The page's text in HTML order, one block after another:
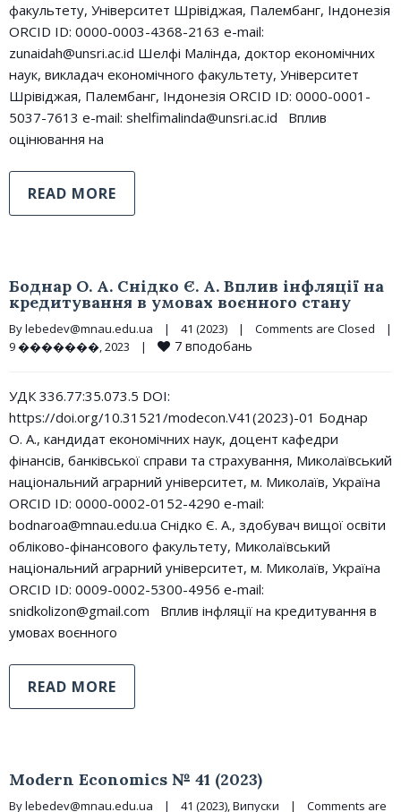
факультету, Університет Шрівіджая, Палембанг, Індонезія
ORCID ID: 0000-0003-4368-2163 e-mail:
zunaidah@unsri.ac.id Шелфі Малінда, доктор економічних
наук, викладач економічного факультету, Університет
Шрівіджая, Палембанг, Індонезія ORCID ID: 0000-0001-
5037-7613 e-mail: shelfimalinda@unsri.ac.id Вплив
оцінювання на
READ MORE
Боднар О. А. Снідко Є. А. Вплив інфляції на
кредитування в умовах воєнного стану
By lebedev@mnau.edu.ua | 41 (2023) | Comments are Closed
|
9 �������, 2023
| 7 вподобань
УДК 336.77:35.073.5 DOI:
https://doi.org/10.31521/modecon.V41(2023)-01 Боднар
О. А., кандидат економічних наук, доцент кафедри
фінансів, банківської справи та страхування, Миколаївський
національний аграрний університет, м. Миколаїв, Україна
ORCID ID: 0000-0002-0152-4290 e-mail:
bodnaroa@mnau.edu.ua Снідко Є. А., здобувач вищої освіти
обліково-фінансового факультету, Миколаївський
національний аграрний університет, м. Миколаїв, Україна
ORCID ID: 0009-0002-5300-4956 e-mail:
snidkolizon@gmail.com Вплив інфляції на кредитування в
умовах воєнного
READ MORE
Modern Economics № 41 (2023)
By lebedev@mnau.edu.ua | 41 (2023), Випуски | Comments are